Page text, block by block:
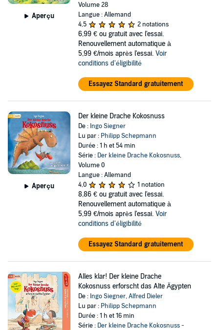
Aperçu
Volume 28
Langue : Allemand
4,5
2 notations
6,99 € ou gratuit avec l'essai.
Renouvellement automatique à
5,99 €/mois après l'essai. Voir
conditions d'éligibilité
Essayez Standard gratuitement
Aperçu
Der kleine Drache Kokosnuss
De : Ingo Siegner
Lu par : Philipp Schepmann
Durée : 1 h et 54 min
Série : Der kleine Drache Kokosnuss,
Volume 0
Langue : Allemand
4,0
1 notation
8,86 € ou gratuit avec l'essai.
Renouvellement automatique à
5,99 €/mois après l'essai. Voir
conditions d'éligibilité
Essayez Standard gratuitement
Alles klar! Der kleine Drache
Kokosnuss erforscht das Alte Ägypten
De : Ingo Siegner,Alfred Dieler
Lu par : Philipp Schepmann
Durée : 1 h et 16 min
Série : Der kleine Drache Kokosnuss -